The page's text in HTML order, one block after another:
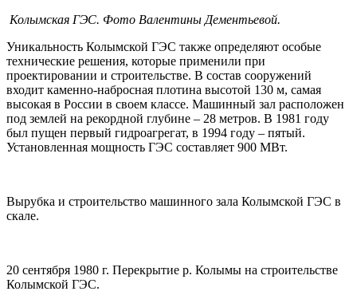
Колымская ГЭС. Фото Валентины Дементьевой.
Уникальность Колымской ГЭС также определяют особые
технические решения, которые применили при
проектировании и строительстве. В состав сооружений
входит каменно-набросная плотина высотой 130 м, самая
высокая в России в своем классе. Машинный зал расположен
под землей на рекордной глубине – 28 метров. В 1981 году
был пущен первый гидроагрегат, в 1994 году – пятый.
Установленная мощность ГЭС составляет 900 МВт.
Вырубка и строительство машинного зала Колымской ГЭС в
скале.
20 сентября 1980 г. Перекрытие р. Колымы на строительстве
Колымской ГЭС.